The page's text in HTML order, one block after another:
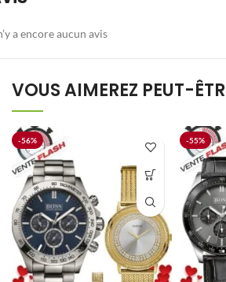
a encore aucun avis
VOUS AIMEREZ PEUT-
-56% -55%